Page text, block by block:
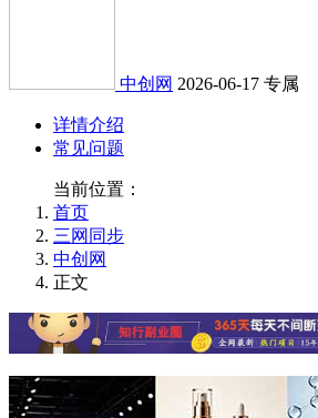
中创网 2026-06-17 专属
详情介绍
常见问题
当前位置：
首页
三网同步
中创网
正文